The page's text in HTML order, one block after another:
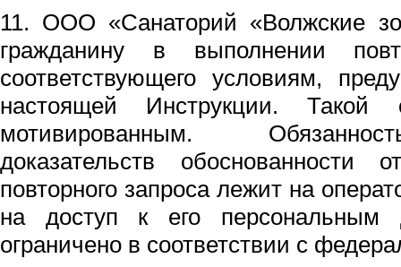
11. ООО «Санаторий «Волжские
гражданину в выполнении
соответствующего условиям,
настоящей Инструкции.
мотивированным.
доказательств обоснованности
повторного запроса лежит на
на доступ к его
ограничено в соответствии с